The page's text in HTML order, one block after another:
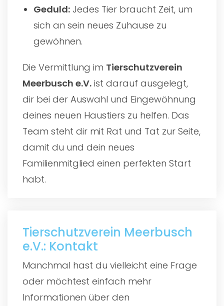
Geduld: Jedes Tier braucht Zeit, um
sich an sein neues Zuhause zu
gewöhnen.
Die Vermittlung im Tierschutzverein
Meerbusch e.V. ist darauf ausgelegt,
dir bei der Auswahl und Eingewöhnung
deines neuen Haustiers zu helfen. Das
Team steht dir mit Rat und Tat zur Seite,
damit du und dein neues
Familienmitglied einen perfekten Start
habt.
Tierschutzverein Meerbusch
e.V.: Kontakt
Manchmal hast du vielleicht eine Frage
oder möchtest einfach mehr
Informationen über den